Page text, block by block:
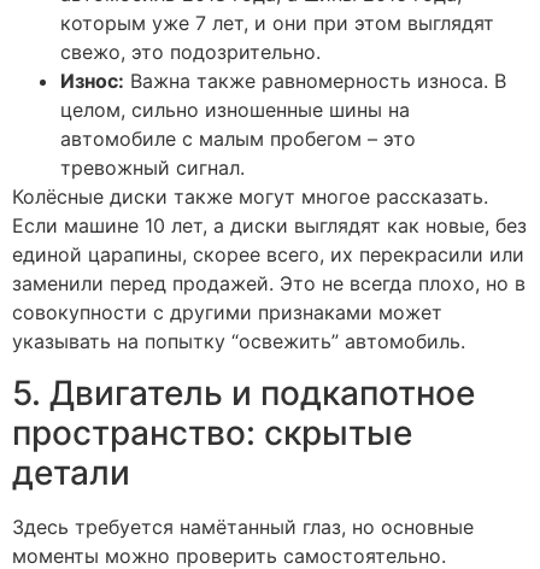
которым уже 7 лет, и они при этом выглядят
свежо, это подозрительно.
Износ: Важна также равномерность износа. В
целом, сильно изношенные шины на
автомобиле с малым пробегом – это
тревожный сигнал.
Колёсные диски также могут многое рассказать.
Если машине 10 лет, а диски выглядят как новые, без
единой царапины, скорее всего, их перекрасили или
заменили перед продажей. Это не всегда плохо, но в
совокупности с другими признаками может
указывать на попытку “освежить” автомобиль.
5. Двигатель и подкапотное
пространство: скрытые
детали
Здесь требуется намётанный глаз, но основные
моменты можно проверить самостоятельно.